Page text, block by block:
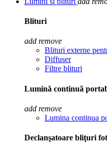
Blituri
add remove
Blituri externe
Diffuser
Filtre blituri
Lumină continuă
add remove
Lumina continua
Declanşatoare bliţuri